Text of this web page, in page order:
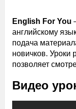
English For You
английскому
подача
новичков. Уроки
позволяет
Видео